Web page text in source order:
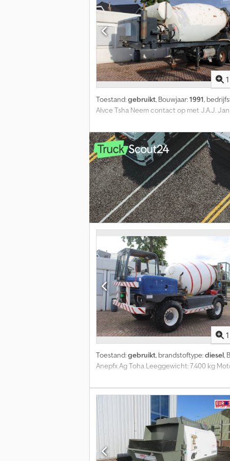
1
Toestand:gebruikt, Bouwjaar:1991,
Alvce Tsha Neem contact op met J.A.J.
1
Toestand:gebruikt, brandstoftype:diesel,
Anepfx Ag Toha Leeggewicht: 7.400 kg